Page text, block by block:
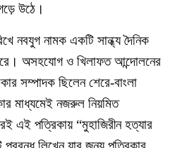
উঠে।
নবযুগ নামক একটি সান্ধ্য দৈনিক
অসহযোগ ও খিলাফত আন্দোলনের
সম্পাদক ছিলেন শেরে-বাংলা
মাধ্যমেই নজরুল নিয়মিত
এই পত্রিকায় “মুহাজিরীন হত্যার